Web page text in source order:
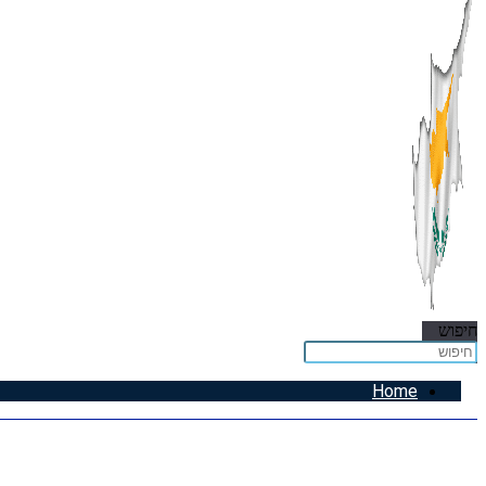
חיפוש
Home